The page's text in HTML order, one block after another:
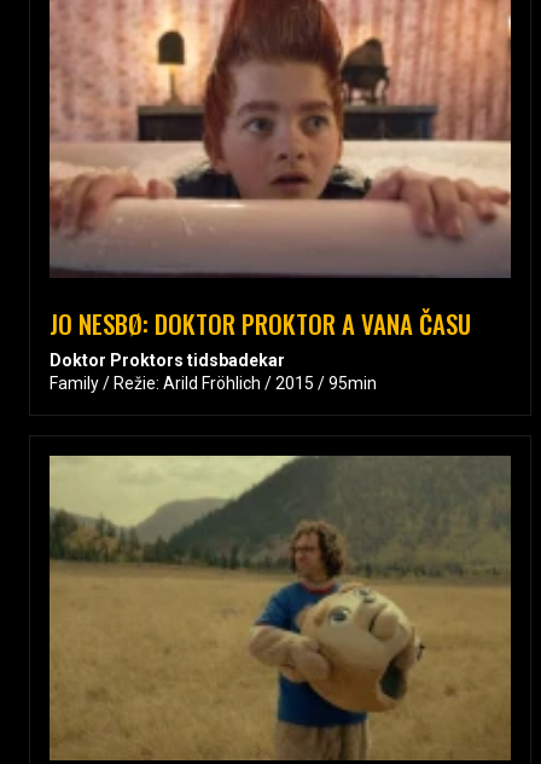
JO NESBØ: DOKTOR PROKTOR A VANA ČASU
Doktor Proktors tidsbadekar
Family / Režie: Arild Fröhlich / 2015 / 95min